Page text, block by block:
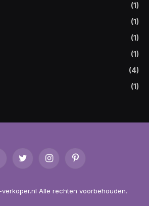
(1)
(1)
(1)
(1)
(4)
(1)
Twitter InstagramPinterest
Alle rechten voorbehouden.